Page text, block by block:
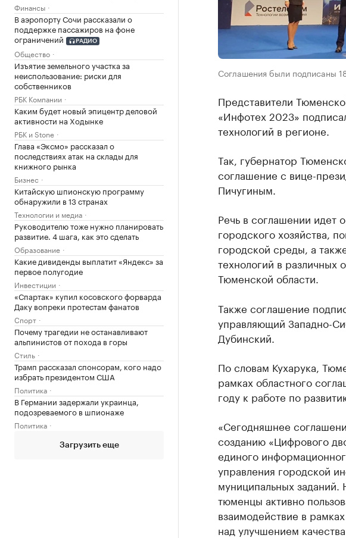
Финансы
В аэропорту Сочи рассказали о
поддержке пассажиров на фоне
ограничений
РАДИО
Общество
Изъятие земельного участка за
неиспользование: риски для
собственников
РБК Компании
Каким будет новый эпицентр деловой
активности на Ходынке
РБК и Stone
Глава «Эксмо» рассказал о
последствиях атак на склады для
книжного рынка
Бизнес
Китайскую шпионскую программу
обнаружили в 13 странах
Технологии и медиа
Руководителю тоже нужно планировать
развитие. 4 шага, как это сделать
Образование
Какие дивиденды выплатит «Яндекс» за
первое полугодие
Инвестиции
«Спартак» купил косовского форварда
Даку вопреки протестам фанатов
Спорт
Почему трагедии не останавливают
альпинистов от похода в горы
Стиль
Трамп рассказал спонсорам, кого надо
избрать президентом США
Политика
В Германии задержали украинца,
подозреваемого в шпионаже
Политика
Загрузить еще
Соглашения были подписаны
Представители
«Инфотех 2023»
технологий в регионе.
Так, губернатор
соглашение с вице-
Пичугиным.
Речь в соглашении идет
городского хозяйства,
городской среды, а
технологий в различных
Тюменской области.
Также соглашение
управляющий Западно-
Дубинский.
По словам Кухарука,
рамках областного
году к работе по
«Сегодняшнее
созданию «Цифрового
единого
управления городской
муниципальных
тюменцы активно
взаимодействие в
над улучшением